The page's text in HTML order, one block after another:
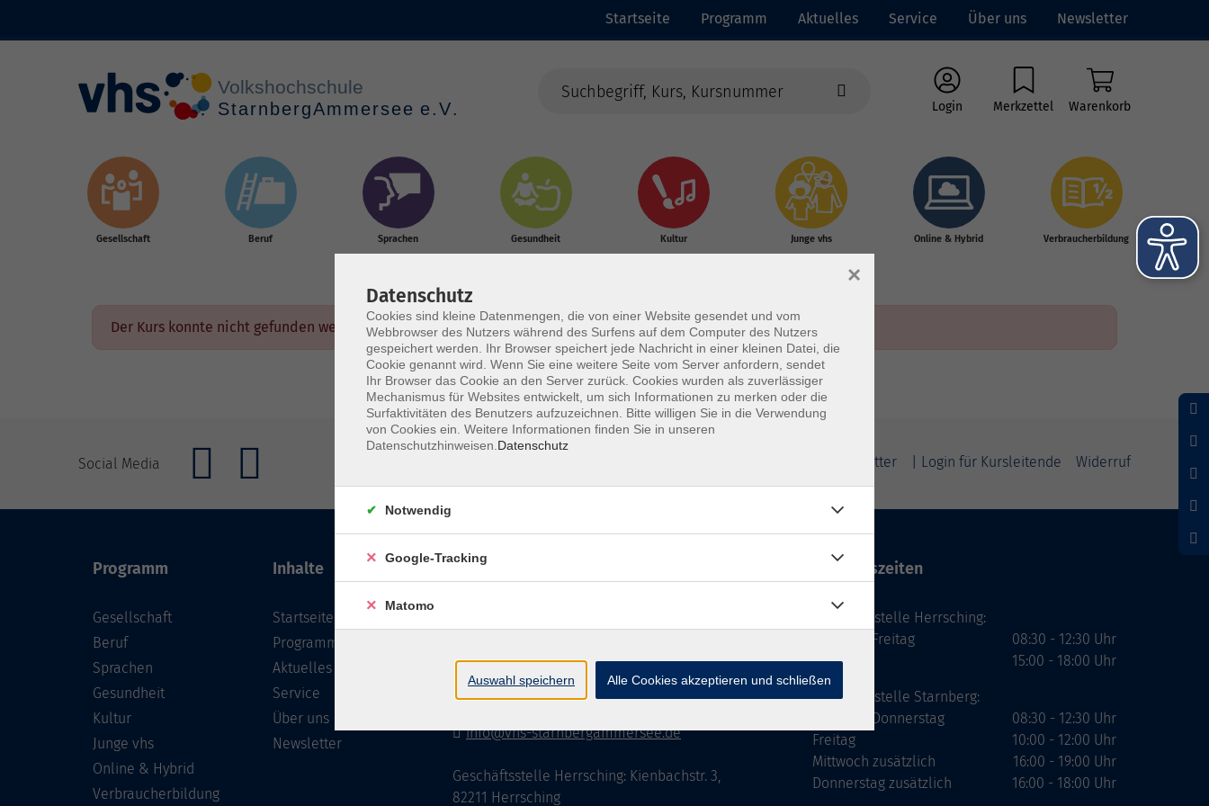
Startseite Programm Aktuelles Service Über uns Newsletter
Login Merkzettel Warenkorb
Gesellschaft Beruf Sprachen Gesundheit Kultur Junge vhs Online & Hybrid Verbraucherbildung
Der Kurs konnte nicht gefunden werden.
Social Media Newsletter | Login für Kursleitende Widerruf
Programm
Gesellschaft
Beruf
Sprachen
Gesundheit
Kultur
Junge vhs
Online & Hybrid
Verbraucherbildung
Inhalte
Startseite
Programm
Aktuelles
Service
Über uns
Newsletter
Kontakt
Geschäftsstelle Starnberg: Bahnhofplatz 14,
info@vhs-starnbergammersee.de
Geschäftsstelle Herrsching: Kienbachstr. 3,
82211 Herrsching
Öffnungszeiten
Geschäftsstelle Herrsching:
Montag - Freitag
Dienstag
08:30 - 12:30 Uhr
15:00 - 18:00 Uhr
Geschäftsstelle Starnberg:
Montag - Donnerstag
Freitag
Mittwoch zusätzlich
Donnerstag zusätzlich
08:30 - 12:30 Uhr
10:00 - 12:00 Uhr
16:00 - 19:00 Uhr
16:00 - 18:00 Uhr
Datenschutz
Cookies sind kleine Datenmengen, die von einer Website gesendet und vom
Webbrowser des Nutzers während des Surfens auf dem Computer des Nutzers
gespeichert werden. Ihr Browser speichert jede Nachricht in einer kleinen Datei, die
Cookie genannt wird. Wenn Sie eine weitere Seite vom Server anfordern, sendet
Ihr Browser das Cookie an den Server zurück. Cookies wurden als zuverlässiger
Mechanismus für Websites entwickelt, um sich Informationen zu merken oder die
Surfaktivitäten des Benutzers aufzuzeichnen. Bitte willigen Sie in die Verwendung
von Cookies ein. Weitere Informationen finden Sie in unseren
Datenschutzhinweisen. Datenschutz
×
Notwendig
Google-Tracking
Matomo
Auswahl speichern Alle Cookies akzeptieren und schließen